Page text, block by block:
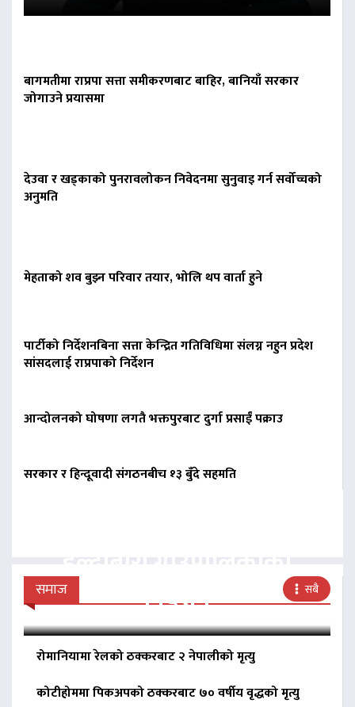
बागमतीमा राप्रपा सत्ता समीकरणबाट बाहिर, बानियाँ सरकार
जोगाउने प्रयासमा
देउवा र खड्काको पुनरावलोकन निवेदनमा सुनुवाइ गर्न सर्वोच्चको
अनुमति
मेहताको शव बुझ्न परिवार तयार, भोलि थप वार्ता हुने
पार्टीको निर्देशनबिना सत्ता केन्द्रित गतिविधिमा संलग्न नहुन प्रदेश
सांसदलाई राप्रपाको निर्देशन
आन्दोलनको घोषणा लगतै भक्तपुरबाट दुर्गा प्रसाईं पक्राउ
सरकार र हिन्दूवादी संगठनबीच १३ बुँदे सहमति
समाज सबै
बिना दर्ता सञ्चालित
निर्देशन
रोमानियामा रेलको ठक्करबाट २ नेपालीको मृत्यु
कोटीहोममा पिकअपको ठक्करबाट ७० वर्षीय वृद्धको मृत्यु